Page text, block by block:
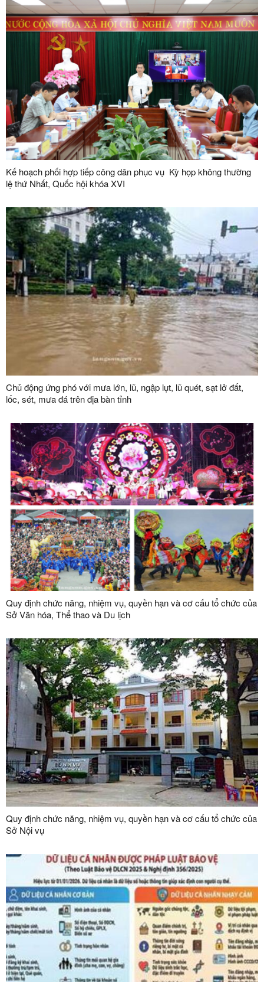
Kế hoạch phối hợp tiếp công dân phục vụ Kỳ họp không thường
lệ thứ Nhất, Quốc hội khóa XVI
Chủ động ứng phó với mưa lớn, lũ, ngập lụt, lũ quét, sạt lở đất,
lốc, sét, mưa đá trên địa bàn tỉnh
Quy định chức năng, nhiệm vụ, quyền hạn và cơ cấu tổ chức của
Sở Văn hóa, Thể thao và Du lịch
Quy định chức năng, nhiệm vụ, quyền hạn và cơ cấu tổ chức của
Sở Nội vụ